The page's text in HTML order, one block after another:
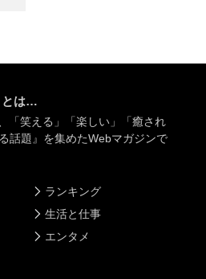
とは…
「笑える」「楽しい」「癒され
話題』を集めたWebマガジンで
ランキング
生活と仕事
エンタメ